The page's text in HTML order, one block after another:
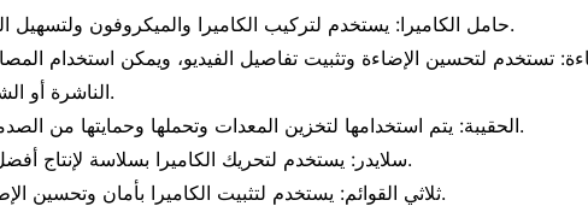
حامل الكاميرا: يستخدم لتركيب الكاميرا والميكروفون ولتسهيل الحركة والتحكم.
تستخدم لتحسين الإضاءة وتثبيت تفاصيل الفيديو، ويمكن استخدام
الناشرة أو الشريطية الحلقية.
الحقيبة: يتم استخدامها لتخزين المعدات وتحملها وحمايتها من الصدمات أثناء النقل.
سلايدر: يستخدم لتحريك الكاميرا بسلاسة لإنتاج أفضل نتائج التصوير.
ثلاثي القوائم: يستخدم لتثبيت الكاميرا بأمان وتحسين الإطار الاستقرادي.